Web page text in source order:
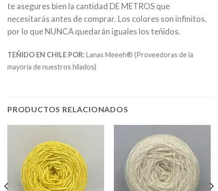
te asegures bien la cantidad DE METROS que
necesitarás antes de comprar. Los colores son infinitos,
por lo que NUNCA quedarán iguales los teñidos.
TEÑIDO EN CHILE POR: Lanas Meeeh® (Proveedoras de la
mayoría de nuestros hilados)
PRODUCTOS RELACIONADOS